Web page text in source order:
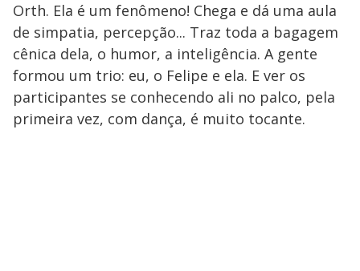
Orth. Ela é um fenômeno! Chega e dá uma aula
de simpatia, percepção... Traz toda a bagagem
cênica dela, o humor, a inteligência. A gente
formou um trio: eu, o Felipe e ela. E ver os
participantes se conhecendo ali no palco, pela
primeira vez, com dança, é muito tocante.